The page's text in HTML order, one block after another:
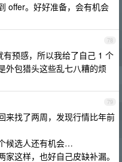
offer。好好准备，会有机会
78
预感，所以我给了自己 1 个
外包猎头这些乱七八糟的烦
79
来找了两周，发现行情比年前
候选人还有机会…
这样，也好自己皮缺补漏。